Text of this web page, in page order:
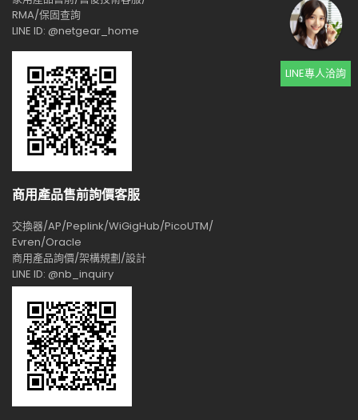
RMA/保固查詢
LINE ID: @netgear_home
商用產品售前詢價客服
交換器/AP/Peplink/WiGigHub/PicoUTM/
Evren/Oracle
商用產品詢價/架構規劃/設計
LINE ID: @nb_inquiry
LINE專人洽詢